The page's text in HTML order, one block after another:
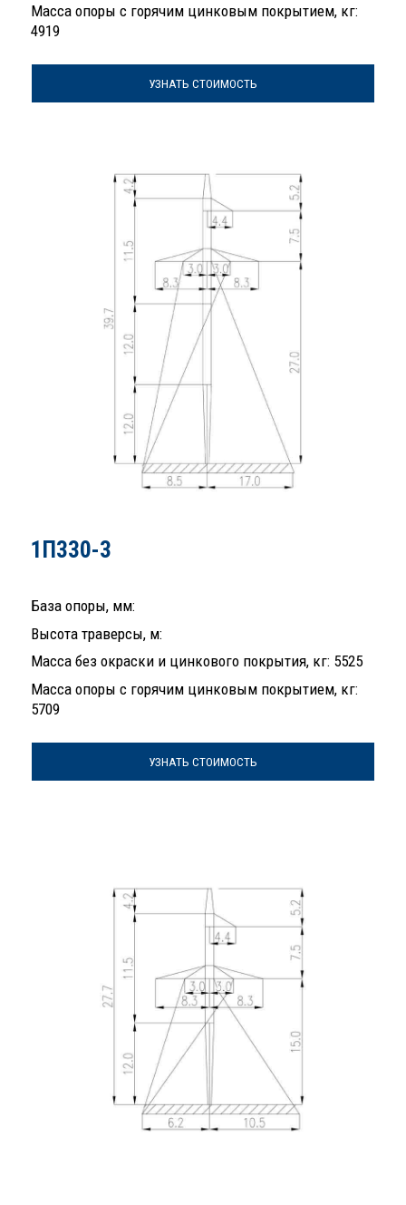
Масса опоры с горячим цинковым покрытием, кг:
4919
УЗНАТЬ СТОИМОСТЬ
1П330-3
База опоры, мм:
Высота траверсы, м:
Масса без окраски и цинкового покрытия, кг: 5525
Масса опоры с горячим цинковым покрытием, кг:
5709
УЗНАТЬ СТОИМОСТЬ